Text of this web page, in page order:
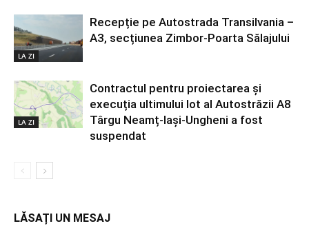
LA ZI
Recepție pe Autostrada Transilvania –
A3, secțiunea Zimbor-Poarta Sălajului
LA ZI
Contractul pentru proiectarea și
execuția ultimului lot al Autostrăzii A8
Târgu Neamț-Iași-Ungheni a fost
suspendat
LĂSAȚI UN MESAJ